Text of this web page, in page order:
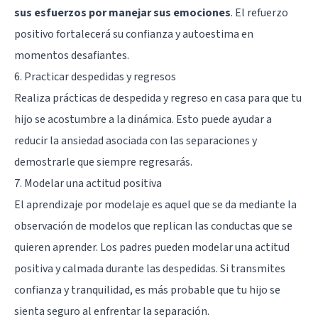
sus esfuerzos por manejar sus emociones. El refuerzo
positivo fortalecerá su confianza y autoestima en
momentos desafiantes.
6. Practicar despedidas y regresos
Realiza prácticas de despedida y regreso en casa para que tu
hijo se acostumbre a la dinámica. Esto puede ayudar a
reducir la ansiedad asociada con las separaciones y
demostrarle que siempre regresarás.
7. Modelar una actitud positiva
El aprendizaje por modelaje es aquel que se da mediante la
observación de modelos que replican las conductas que se
quieren aprender. Los padres pueden modelar una actitud
positiva y calmada durante las despedidas. Si transmites
confianza y tranquilidad, es más probable que tu hijo se
sienta seguro al enfrentar la separación.